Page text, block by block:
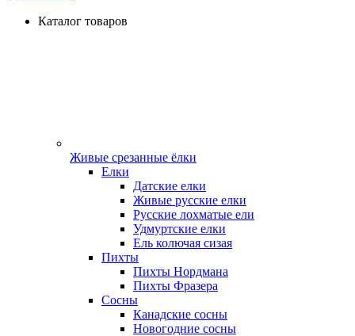
Каталог товаров
Живые срезанные ёлки
Елки
Датские елки
Живые русские елки
Русские лохматые ели
Удмуртские елки
Ель колючая сизая
Пихты
Пихты Нордмана
Пихты Фразера
Сосны
Канадские сосны
Новогодние сосны